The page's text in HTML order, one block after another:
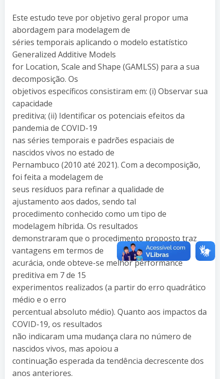
Este estudo teve por objetivo geral propor uma
abordagem para modelagem de
séries temporais aplicando o modelo estatístico
Generalized Additive Models
for Location, Scale and Shape (GAMLSS) para a sua
decomposição. Os
objetivos específicos consistiram em: (i) Observar sua
capacidade
preditiva; (ii) Identificar os potenciais efeitos da
pandemia de COVID-19
nas séries temporais e padrões espaciais de
nascidos vivos no estado de
Pernambuco (2010 até 2021). Com a decomposição,
foi feita a modelagem de
seus resíduos para refinar a qualidade de
ajustamento aos dados, sendo tal
procedimento conhecido como um tipo de
modelagem híbrida. Os resultados
demonstraram que o procedimento proposto traz
vantagens em termos de
acurácia, onde obteve-se melhor performance
preditiva em 7 de 15
experimentos realizados (a partir do erro quadrático
médio e o erro
percentual absoluto médio). Quanto aos impactos da
COVID-19, os resultados
não indicaram uma mudança clara no número de
nascidos vivos, mas apoiou a
continuação esperada da tendência decrescente dos
anos anteriores.